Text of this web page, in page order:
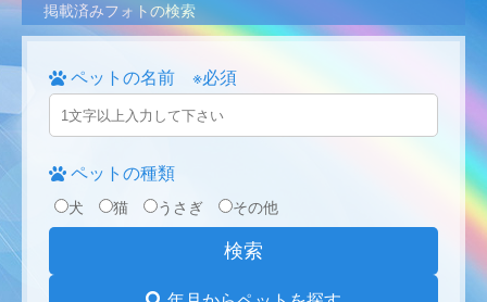
掲載済みフォトの検索
ペットの名前 ※必須
ペットの種類
犬 猫 うさぎ その他